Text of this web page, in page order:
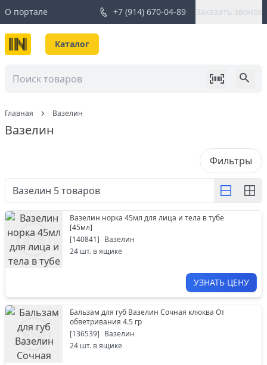
О портале +7 (914) 670-04-89 Заказать звонок
Каталог
Главная Вазелин
Вазелин
Фильтры
Вазелин 5товаров
Вазелин норка 45мл для лица и тела в тубе
[45мл]
[140841] Вазелин
24 шт. в ящике
УЗНАТЬ ЦЕНУ
Бальзам для губ Вазелин Сочная клюква От
обветривания 4.5 гр
[136539] Вазелин
24 шт. в ящике